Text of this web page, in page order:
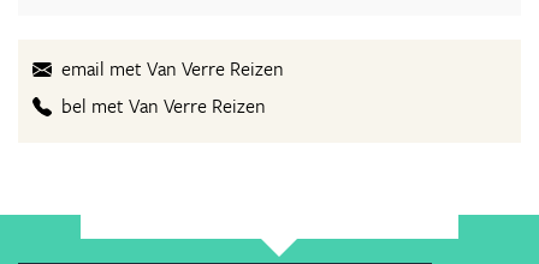
email met Van Verre Reizen
bel met Van Verre Reizen